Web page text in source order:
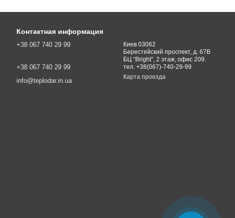
Контактная информация
+38 067 740 29 99
+38 067 740 29 99
info@teplodar.in.ua
Киев 03062
Берестейский проспект, д. 67В
БЦ “Bright”, 2 этаж, офис 209.
тел. +38(067)-740-29-99
Карта проезда